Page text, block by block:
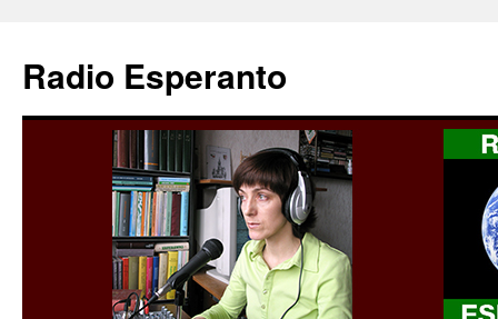
Radio Esperanto